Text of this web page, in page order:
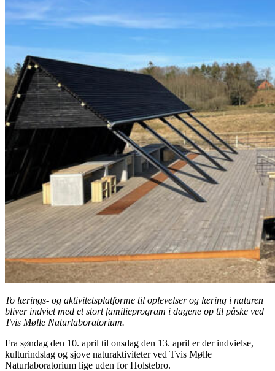
To lærings- og aktivitetsplatforme til oplevelser og læring i naturen
bliver indviet med et stort familieprogram i dagene op til påske ved
Tvis Mølle Naturlaboratorium.
Fra søndag den 10. april til onsdag den 13. april er der indvielse,
kulturindslag og sjove naturaktiviteter ved Tvis Mølle
Naturlaboratorium lige uden for Holstebro.